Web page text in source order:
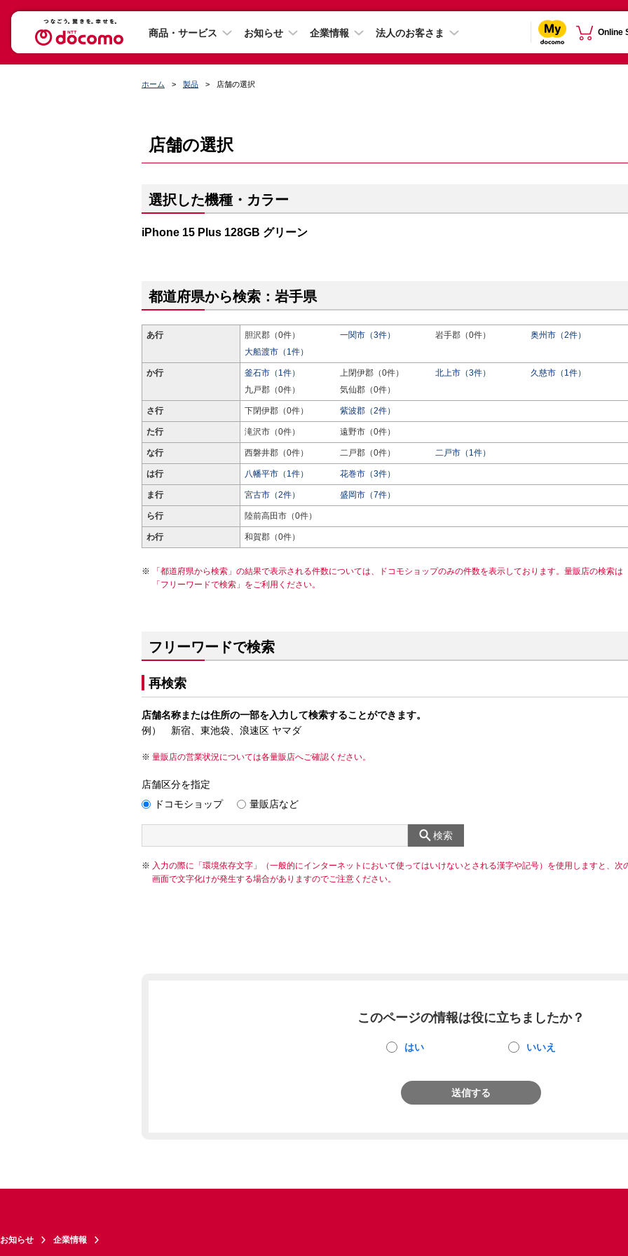
商品・サービス お知らせ 企業情報 法人のお客さま Online
ホーム 製品 店舗の選択
店舗の選択
選択した機種・カラー
iPhone 15 Plus 128GB グリーン
都道府県から検索：岩手県
あ行 胆沢郡（0件） 一関市（3件） 岩手郡（0件）
奥州市（2件）
大船渡市（1件）
か行 釜石市（1件） 上閉伊郡（0件） 北上市（3件）
久慈市（1件）
九戸郡（0件）
気仙郡（0件）
さ行 下閉伊郡（0件） 紫波郡（2件）
た行 滝沢市（0件） 遠野市（0件）
な行 西磐井郡（0件） 二戸郡（0件） 二戸市（1件）
は行 八幡平市（1件） 花巻市（3件）
ま行 宮古市（2件） 盛岡市（7件）
ら行 陸前高田市（0件）
わ行 和賀郡（0件）
「都道府県から検索」の結果で表示される件数については、ドコモショップのみの件数を表示しております。量販店の検索は
「フリーワードで検索」をご利用ください。
フリーワードで検索
再検索
店舗名称または住所の一部を入力して検索することができます。
例） 新宿、東池袋、浪速区 ヤマダ
量販店の営業状況については各量販店へご確認ください。
店舗区分を指定
ドコモショップ
量販店など
検索
入力の際に「環境依存文字」（一般的にインターネットにおいて使ってはいけないとされる漢字や記号）を使用しますと、次
画面で文字化けが発生する場合がありますのでご注意ください。
このページの情報は役に立ちましたか？
はい いいえ
送信する
お知らせ 企業情報